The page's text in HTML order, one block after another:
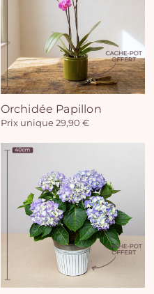
Orchidée Papillon
Prix unique 29,90 €